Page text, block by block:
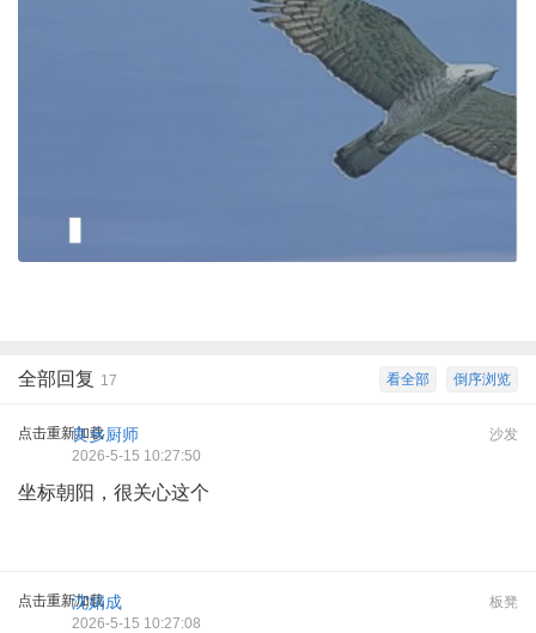
倒序浏览
看全部
全部回复 17
点击重新加载 沙发
良乡厨师
2026-5-15 10:27:50
坐标朝阳，很关心这个
点击重新加载 板凳
沈娟成
2026-5-15 10:27:08